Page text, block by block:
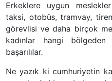
Erkeklere uygun
taksi, otobüs, tramvay,
görevlisi ve daha birçok
kadınlar hangi
başarılılar.
Ne yazık ki cumhuriyetin